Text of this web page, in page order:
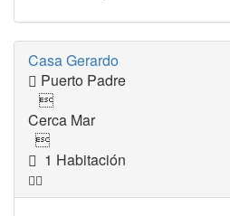
Casa Gerardo
Puerto Padre

Cerca Mar

1 Habitación